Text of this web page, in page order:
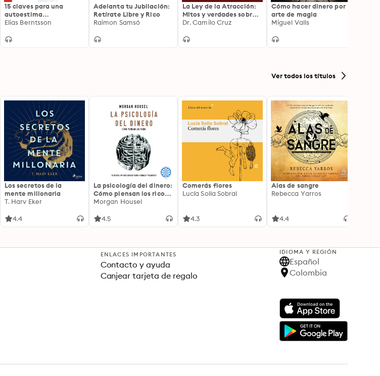
15 claves para una
autoestima
indestructible
Elias Berntsson
Adelanta tu Jubilación:
Retírate Libre y Rico
Raimon Samsó
La Ley de la Atracción:
Mitos y verdades sobre
el secreto más extraño
seminario
Dr. Camilo Cruz
Cómo hacer dinero por
arte de magia
Miguel Valls
Ver todos los títulos
Los secretos de la
mente millonaria
T. Harv Eker
4.4
La psicología del dinero:
Cómo piensan los ricos:
18 claves imperecederas
Morgan Housel
4.5
Comerás flores
Lucía Solla Sobral
4.3
Alas de sangre
Rebecca Yarros
4.4
ENLACES IMPORTANTES
Contacto y ayuda
Canjear tarjeta de regalo
IDIOMA Y REGIÓN
Español
Colombia